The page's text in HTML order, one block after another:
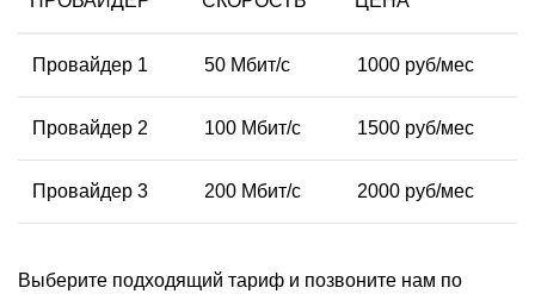
Провайдер 1 50 Мбит/с 1000 руб/мес
Провайдер 2 100 Мбит/с 1500 руб/мес
Провайдер 3 200 Мбит/с 2000 руб/мес
Выберите подходящий тариф и позвоните нам по